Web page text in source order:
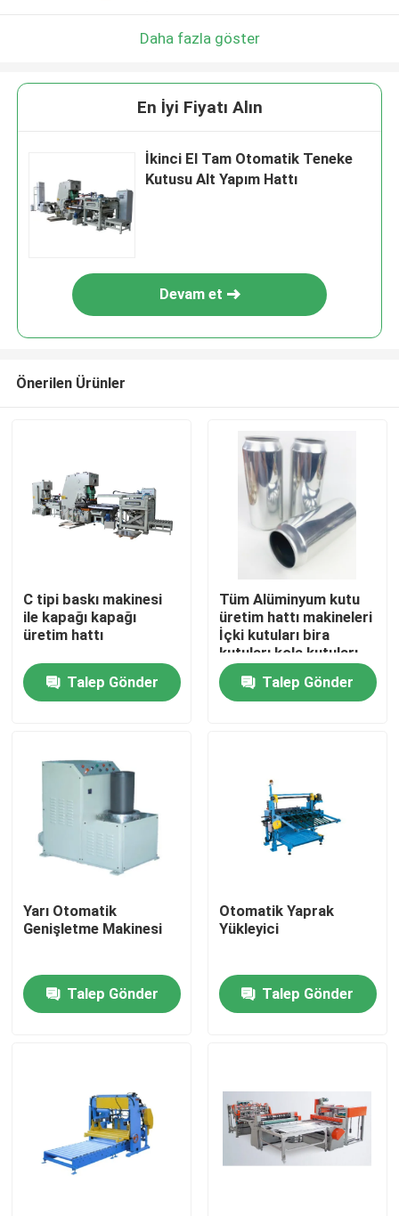
Ev
Ürünler
videolar
Hakkımızda
Fabrika turu
Kalite kontrol
Otomatik Teneke Kutu Yapma Makinesi
İçecek Can Yapma Makinesi
Daha fazla göster
En İyi Fiyatı Alın
İkinci El Tam Otomatik Teneke
Kutusu Alt Yapım Hattı
Devam et
Önerilen Ürünler
C tipi baskı makinesi
ile kapağı kapağı
üretim hattı
Talep Gönder
Tüm Alüminyum kutu
üretim hattı makineleri
İçki kutuları bira
kutuları kola kutuları
Talep Gönder
Yarı Otomatik
Genişletme Makinesi
Talep Gönder
Otomatik Yaprak
Yükleyici
Talep Gönder